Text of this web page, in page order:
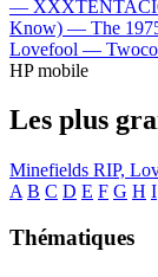
—
Know) — The
Lovefool —
HP mobile
Les plus
Minefields RIP,
A B C D E F G H I
Thématiques